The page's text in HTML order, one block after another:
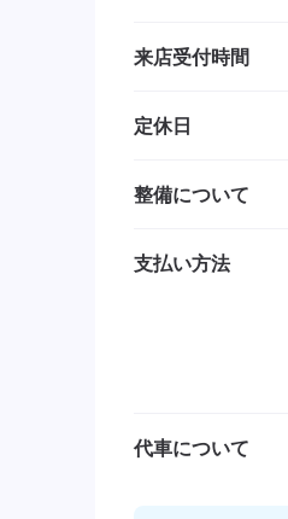
来店受付時間
定休日
整備について
支払い方法
代車について